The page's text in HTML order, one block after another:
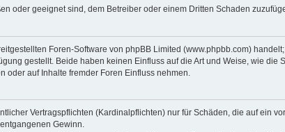
oder geeignet sind, dem Betreiber oder einem Dritten Schaden
Foren-Software von phpBB Limited (www.phpbb.com) handelt;
gestellt. Beide haben keinen Einfluss auf die Art und Weise, wie die
auf Inhalte fremder Foren Einfluss nehmen.
Vertragspflichten (Kardinalpflichten) nur für Schäden, die auf ein
Gewinn.